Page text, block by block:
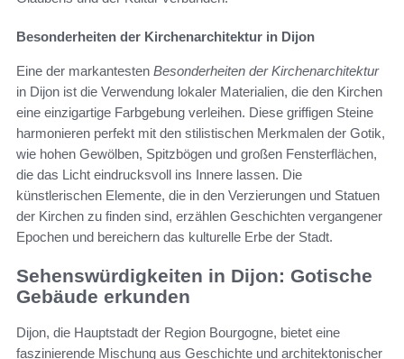
Besonderheiten der Kirchenarchitektur in Dijon
Eine der markantesten Besonderheiten der Kirchenarchitektur
in Dijon ist die Verwendung lokaler Materialien, die den Kirchen
eine einzigartige Farbgebung verleihen. Diese griffigen Steine
harmonieren perfekt mit den stilistischen Merkmalen der Gotik,
wie hohen Gewölben, Spitzbögen und großen Fensterflächen,
die das Licht eindrucksvoll ins Innere lassen. Die
künstlerischen Elemente, die in den Verzierungen und Statuen
der Kirchen zu finden sind, erzählen Geschichten vergangener
Epochen und bereichern das kulturelle Erbe der Stadt.
Sehenswürdigkeiten in Dijon: Gotische
Gebäude erkunden
Dijon, die Hauptstadt der Region Bourgogne, bietet eine
faszinierende Mischung aus Geschichte und architektonischer